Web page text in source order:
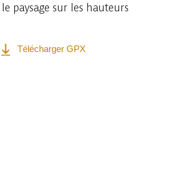
paysage sur les hauteurs
Télécharger GPX